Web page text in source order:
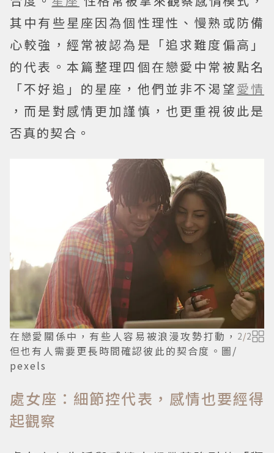
其中有些星座因為個性理性、慢熟或防備
心較強，經常被認為是「追求難度偏高」
的代表。本篇整理四個在戀愛中常被點名
「不好追」的星座，他們並非不渴望愛情
，而是對感情更加謹慎，也更重視彼此是
否真的契合。
在戀愛關係中，有些人容易被浪漫攻勢打動，
但也有人需要更長時間確認彼此的契合度。圖/
pexels
2/2
處女座：細節控代表，感情也要經得
起觀察